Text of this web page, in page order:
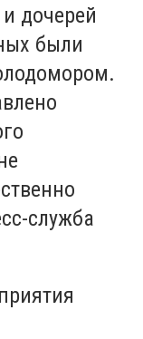
дочерей
были
служба